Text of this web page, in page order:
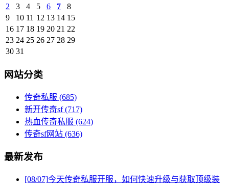
2
3 4 5 6 7
8
9
10 11 12 13 14 15
16 17 18 19 20 21 22
23 24 25 26 27 28 29
30 31
网站分类
传奇私服 (685)
新开传奇sf(717)
热血传奇私服 (624)
传奇sf网站 (636)
最新发布
[08/07]今天传奇私服开服，如何快速升级与获取顶级装